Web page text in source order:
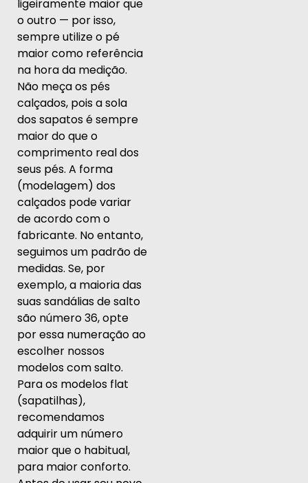
ligeiramente maior que
o outro — por isso,
sempre utilize o pé
maior como referência
na hora da medição.
Não meça os pés
calçados, pois a sola
dos sapatos é sempre
maior do que o
comprimento real dos
seus pés. A forma
(modelagem) dos
calçados pode variar
de acordo com o
fabricante. No entanto,
seguimos um padrão de
medidas. Se, por
exemplo, a maioria das
suas sandálias de salto
são número 36, opte
por essa numeração ao
escolher nossos
modelos com salto.
Para os modelos flat
(sapatilhas),
recomendamos
adquirir um número
maior que o habitual,
para maior conforto.